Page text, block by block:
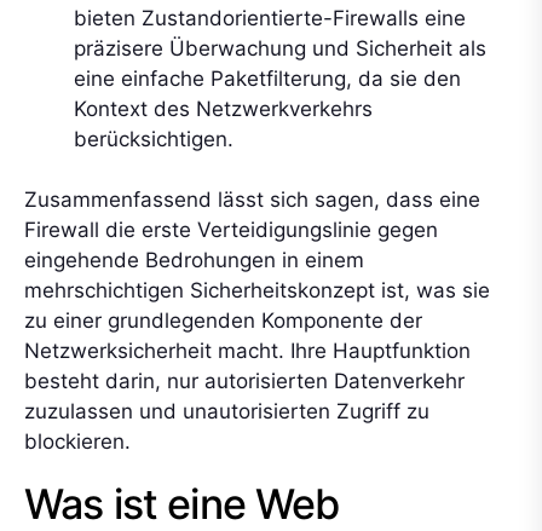
bieten Zustandorientierte-Firewalls eine
präzisere Überwachung und Sicherheit als
eine einfache Paketfilterung, da sie den
Kontext des Netzwerkverkehrs
berücksichtigen.
Zusammenfassend lässt sich sagen, dass eine
Firewall die erste Verteidigungslinie gegen
eingehende Bedrohungen in einem
mehrschichtigen Sicherheitskonzept ist, was sie
zu einer grundlegenden Komponente der
Netzwerksicherheit macht. Ihre Hauptfunktion
besteht darin, nur autorisierten Datenverkehr
zuzulassen und unautorisierten Zugriff zu
blockieren.
Was ist eine Web